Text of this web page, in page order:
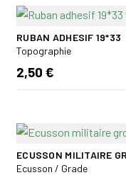
RUBAN ADHESIF 19*33
Topographie
2,50 €
ECUSSON MILITAIRE
Ecusson / Grade